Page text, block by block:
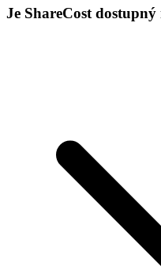
Je ShareCost